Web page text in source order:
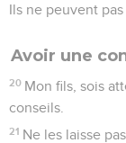
Ils ne peuvent
Avoir une
20 Mon fils, sois
conseils.
21 Ne les laisse